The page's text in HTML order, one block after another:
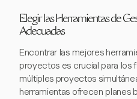
Elegir las Herramientas de
Adecuadas
Encontrar las mejores
proyectos es crucial para los
múltiples proyectos
herramientas ofrecen planes